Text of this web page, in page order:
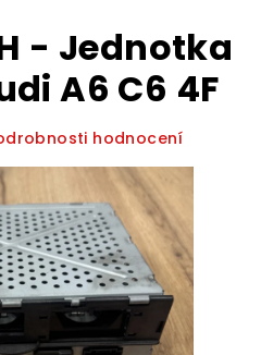
košík
- Jednotka
A6 C6 4F
hodnocení